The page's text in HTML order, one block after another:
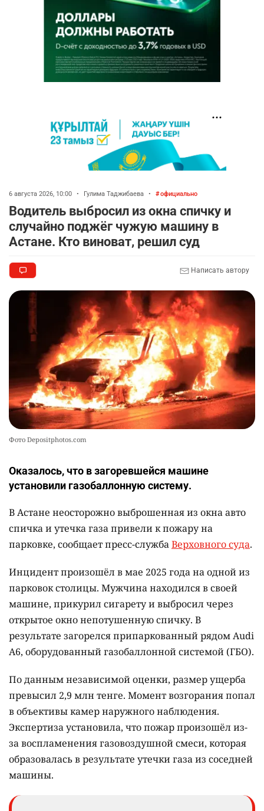
6 августа 2026, 10:00 • Гулима Таджибаева • официально
Водитель выбросил из окна спичку и
случайно поджёг чужую машину в
Астане. Кто виноват, решил суд
Написать автору
Фото Depositphotos.com
Оказалось, что в загоревшейся машине
установили газобаллонную систему.
В Астане неосторожно выброшенная из окна авто
спичка и утечка газа привели к пожару на
парковке, сообщает пресс-службаВерховного суда.
Инцидент произошёл в мае 2025 года на одной из
парковок столицы. Мужчина находился в своей
машине, прикурил сигарету и выбросил через
открытое окно непотушенную спичку. В
результате загорелся припаркованный рядом Audi
A6, оборудованный газобаллонной системой (ГБО).
По данным независимой оценки, размер ущерба
превысил 2,9 млн тенге. Момент возгорания попал
в объективы камер наружного наблюдения.
Экспертиза установила, что пожар произошёл из-
за воспламенения газовоздушной смеси, которая
образовалась в результате утечки газа из соседней
машины.